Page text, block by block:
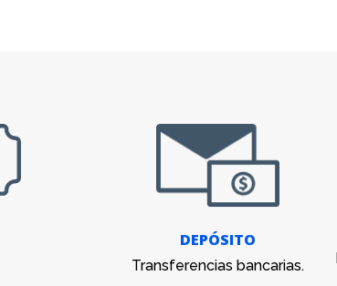
DEPÓSITO
Transferencias bancarias.